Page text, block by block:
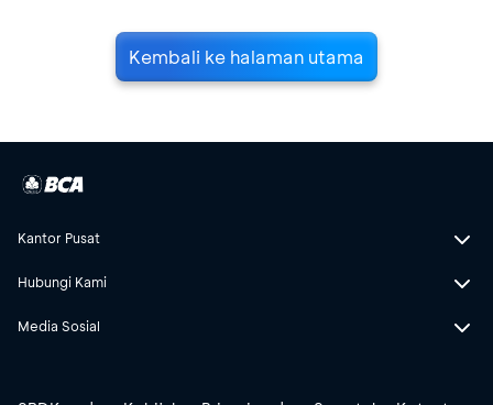
Kembali ke halaman utama
Kantor Pusat
Hubungi Kami
Media Sosial